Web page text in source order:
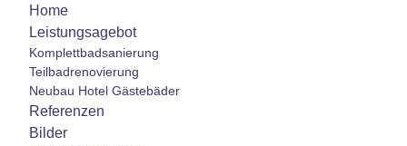
Home
Leistungsagebot
Komplettbadsanierung
Teilbadrenovierung
Neubau Hotel Gästebäder
Referenzen
Bilder